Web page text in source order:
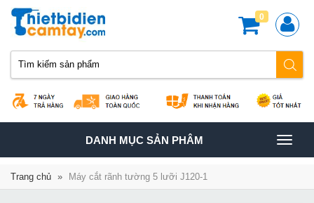
0
TOGGLE
NAVIGATION
DANH MỤC SẢN PHÂM
Trang chủ » Máy cắt rãnh tường 5 lưỡi J120-1